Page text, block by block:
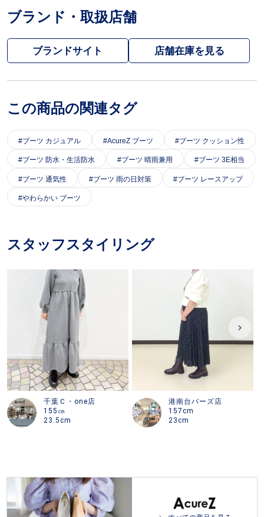
ブランド・取扱店舗
ブランドサイト
この商品の関連タグ
ブーツ カジュアル AcureZ ブーツ ブーツ クッション性
ブーツ 防水・生活防水 ブーツ 晴雨兼用 ブーツ 3E相当
ブーツ 通気性 ブーツ 雨の日対策 ブーツ レースアップ
やわらかい ブーツ
スタッフスタイリング
千葉Ｃ・one店
155㎝
23.5cm
港南台バーズ店
157cm
23cm